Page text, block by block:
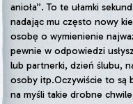
anioła”. To te ułamki
nadając mu często nowy
osobę o wymienienie
pewnie w odpowiedzi
lub partnerki, dzień ślubu,
osoby itp.Oczywiście to są
na myśli takie drobne